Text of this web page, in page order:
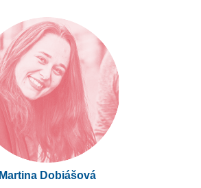
Martina Dobiášová